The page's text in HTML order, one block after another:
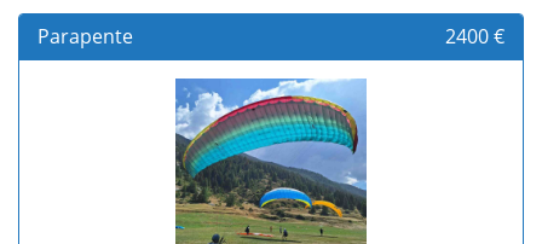
Parapente 2400 €